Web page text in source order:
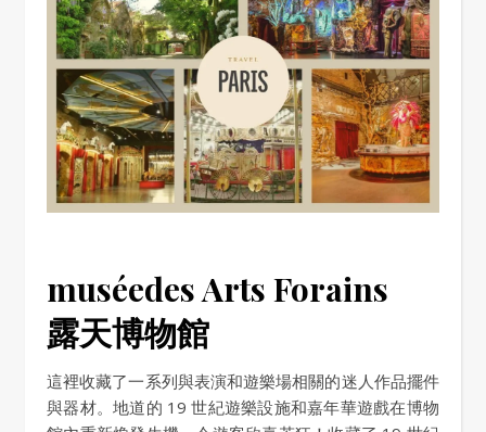
muséedes Arts Forains
露天博物館
這裡收藏了一系列與表演和遊樂場相關的迷人作品擺件
與器材。地道的 19 世紀遊樂設施和嘉年華遊戲在博物